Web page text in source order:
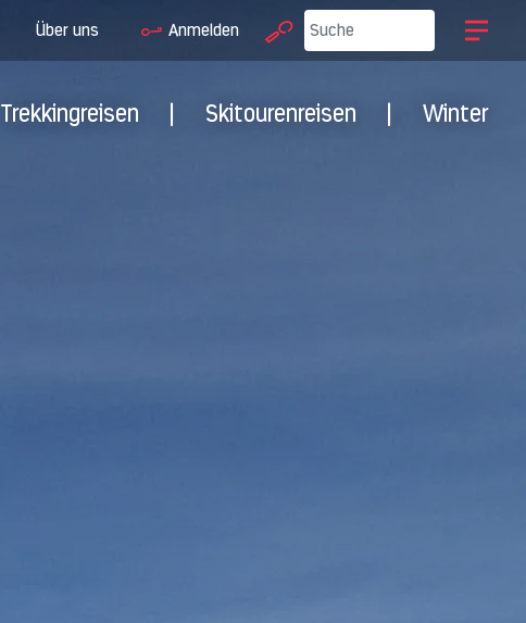
Über uns Anmelden
Trekkingreisen Skitourenreisen Winter